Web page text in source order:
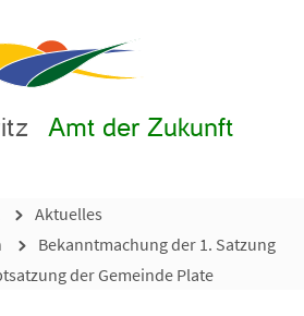
Amt der Zukunft
Aktuelles
Bekanntmachung der 1. Satzung
der Gemeinde Plate